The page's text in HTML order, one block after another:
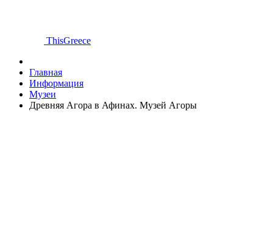
ThisGreece
Главная
Информация
Музеи
Древняя Агора в Афинах. Музей Агоры